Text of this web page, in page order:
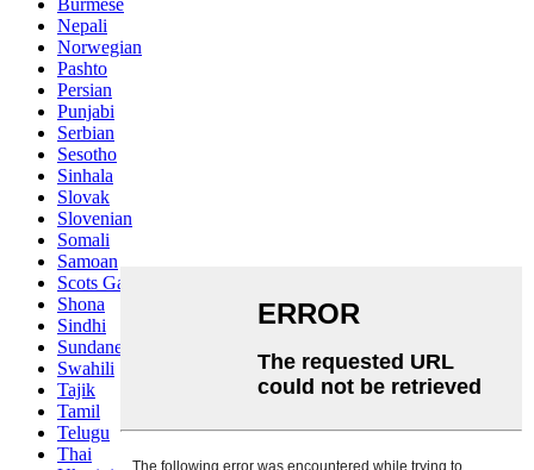
Burmese
Nepali
Norwegian
Pashto
Persian
Punjabi
Serbian
Sesotho
Sinhala
Slovak
Slovenian
Somali
Samoan
Scots Gaelic
Shona
Sindhi
Sundanese
Swahili
Tajik
Tamil
Telugu
Thai